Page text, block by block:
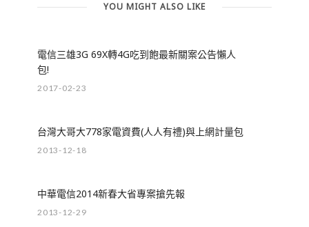
YOU MIGHT ALSO LIKE
電信三雄3G 69X轉4G吃到飽最新關案公告懶人
包!
2017-02-23
台灣大哥大778家電資費(人人有禮)與上網計量包
2013-12-18
中華電信2014新春大省專案搶先報
2013-12-29